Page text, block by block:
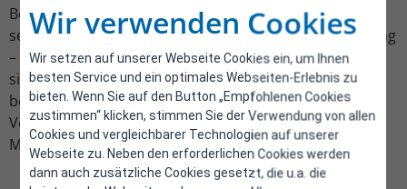
Wir verwenden Cookies
Wir setzen auf unserer Webseite Cookies ein, um Ihnen
besten Service und ein optimales Webseiten-Erlebnis zu
bieten. Wenn Sie auf den Button „Empfohlenen Cookies
zustimmen“ klicken, stimmen Sie der Verwendung von allen
Cookies und vergleichbarer Technologien auf unserer
Webseite zu. Neben den erforderlichen Cookies werden
dann auch zusätzliche Cookies gesetzt, die u.a. die
Betroffene Organisationen haben hierfür zunächst
selbst – bzw. unter Zuhilfenahme Ihrer Rechtsvertretung
– festzustellen, ob die gesetzlichen Verpflichtungen auf
sie zutreffen und sollten sich gegebenenfalls rechtlich
beraten lassen. Eine abstrakte Feststellung der
Verpflichtung durch die Energieeffizienz-
Monitoringstelle ist nicht vorgesehen.